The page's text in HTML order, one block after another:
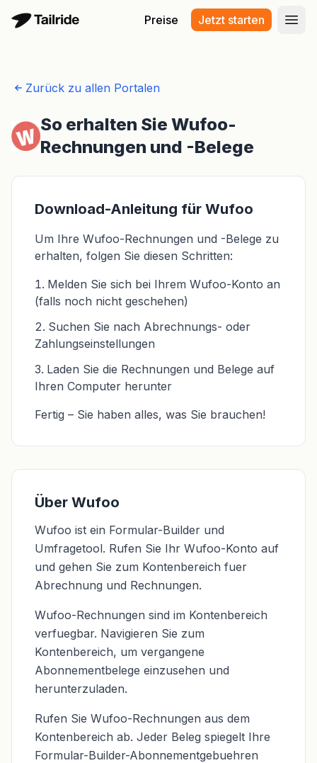
Preise Jetzt starten
Zurück zu allen Portalen
So erhalten Sie Wufoo-
Rechnungen und -Belege
Download-Anleitung für Wufoo
Um Ihre Wufoo-Rechnungen und -Belege zu
erhalten, folgen Sie diesen Schritten:
Melden Sie sich bei Ihrem Wufoo-Konto an
(falls noch nicht geschehen)
Suchen Sie nach Abrechnungs- oder
Zahlungseinstellungen
Laden Sie die Rechnungen und Belege auf
Ihren Computer herunter
Fertig – Sie haben alles, was Sie brauchen!
Über Wufoo
Wufoo ist ein Formular-Builder und
Umfragetool. Rufen Sie Ihr Wufoo-Konto auf
und gehen Sie zum Kontenbereich fuer
Abrechnung und Rechnungen.
Wufoo-Rechnungen sind im Kontenbereich
verfuegbar. Navigieren Sie zum
Kontenbereich, um vergangene
Abonnementbelege einzusehen und
herunterzuladen.
Rufen Sie Wufoo-Rechnungen aus dem
Kontenbereich ab. Jeder Beleg spiegelt Ihre
Formular-Builder-Abonnementgebuehren